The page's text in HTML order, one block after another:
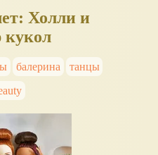
Холли и
кукол
балерина
танцы